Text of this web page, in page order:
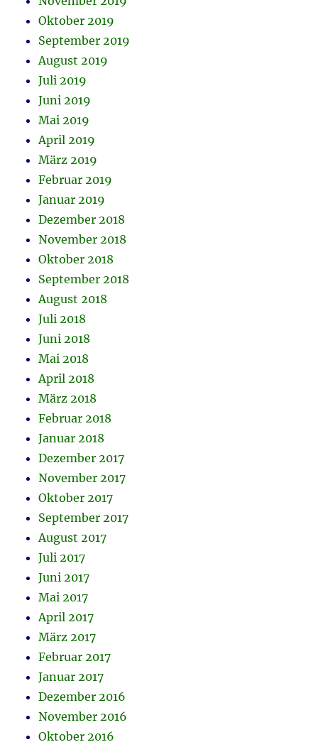
Oktober 2019
September 2019
August 2019
Juli 2019
Juni 2019
Mai 2019
April 2019
März 2019
Februar 2019
Januar 2019
Dezember 2018
November 2018
Oktober 2018
September 2018
August 2018
Juli 2018
Juni 2018
Mai 2018
April 2018
März 2018
Februar 2018
Januar 2018
Dezember 2017
November 2017
Oktober 2017
September 2017
August 2017
Juli 2017
Juni 2017
Mai 2017
April 2017
März 2017
Februar 2017
Januar 2017
Dezember 2016
November 2016
Oktober 2016